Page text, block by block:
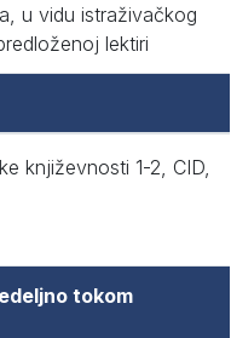
u vidu istraživačkog
lektiri
književnosti 1-2, CID,
tokom